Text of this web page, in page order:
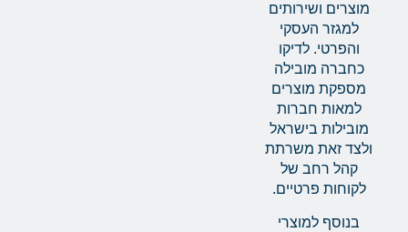
מוצרים ושירותים
למגזר העסקי
והפרטי. לדיקו
כחברה מובילה
מספקת מוצרים
למאות חברות
מובילות בישראל
ולצד זאת משרתת
קהל רחב של
לקוחות פרטיים.
בנוסף למוצרי